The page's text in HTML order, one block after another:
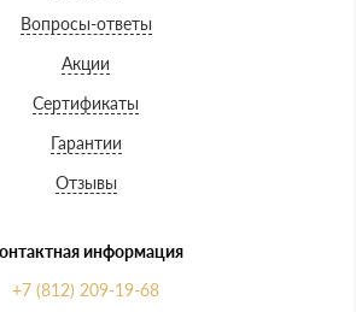
Вопросы-ответы
Акции
Сертификаты
Гарантии
Отзывы
информация
+7 (812) 209-19-68